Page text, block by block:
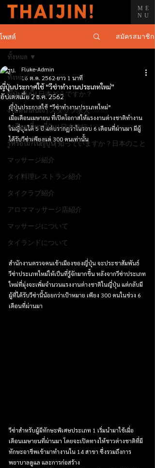
ME
NU
โพสต์ สมัครสมาชิก
ทั้งหมด
ญี่ปุ่นวันนี้ | 日本どうですか？
งานที่น่าสนใจ | スタッフ求人
คนไทยเที่ยวญี่ปุ่น | 日本旅行！
รู้หรือไม่?ในญี่ปุ่น| 知っていますか？日本のこと
マッサージ紹介
タイ料理レストラン紹介
タイクラブ紹介
アロママッサージ店紹介
マッサージについて
タイランドについて
ทั้งหมด
ญี่ปุ่นประกาศใช้ “วีซ่าทำงานประเภทใหม่”
Fluke-Admin
16 ต.ค. 2562 ยาว 1 นาที
อัปเดตเมื่อ2 ธ.ค. 2562
ญี่ปุ่นประกาศใช้ “วีซ่าทำงานประเภทใหม่”
เมื่อเดือนเมษายน ที่เปิดโอกาสให้แรงงานต่างชาติทำงาน
ในญี่ปุ่นได้ 5 ปี แต่ปรากฏว่าในรอบ 6 เดือนที่ผ่านมา มีผู้
ได้รับวีซ่าเพียงแค่ 300 คนเท่านั้น
สำนักงานตรวจคนเข้าเมืองของญี่ปุ่น จะประชาสัมพันธ์
วีซ่าประเภทใหม่ให้เป็นที่รู้จักมากขึ้น หลังจากวีซ่าประเภท
ใหม่ที่มุ่งจะเพิ่มจำนวนแรงงานต่างชาติในญี่ปุ่น แต่กลับมี
ผู้ที่ได้รับวีซ่านี้น้อยกว่าเป้าหมาย เพียง 300 คนในช่วง 6
เดือนที่ผ่านมา
วีซ่าสำหรับผู้มีทักษะพิเศษประเภท 1 เริ่มนำมาใช้เมื่อ
เดือนเมษายนที่ผ่านมา โดยจะเปิดทางให้ชาวต่างชาติที่มี
ทักษะอาชีพเข้ามาทำงานใน 14 สาขา ซึ่งรวมถึงการ
พยาบาลดูแล และการก่อสร้าง